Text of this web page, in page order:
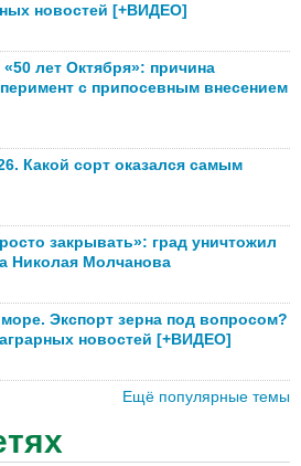
новостей [+ВИДЕО]
лет Октября»: причина
с припосевным внесением
Какой сорт оказался самым
закрывать»: град уничтожил
Николая Молчанова
Экспорт зерна под вопросом?
новостей [+ВИДЕО]
Ещё популярные темы